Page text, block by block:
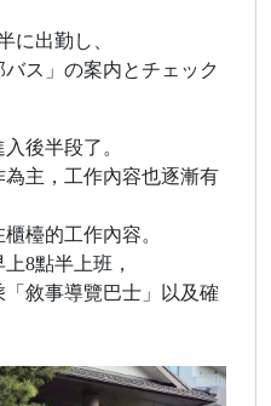
に出勤し、
ス」の案内とチェック
後半段了。
主，工作內容也逐漸有
檯的工作內容。
8點半上班，
敘事導覽巴士」以及確